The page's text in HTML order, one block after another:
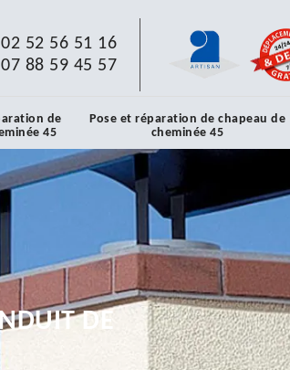
02 52 56 51 16
07 88 59 45 57
de
45
Pose et réparation de chapeau de
cheminée 45
DE